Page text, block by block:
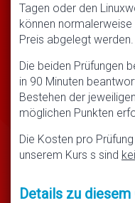
Tagen oder den
können
Preis abgelegt werden.
Die beiden Prüfungen
in 90 Minuten
Bestehen der
möglichen Punkten
Die Kosten pro
unserem Kurs s sind
Details zu diesem